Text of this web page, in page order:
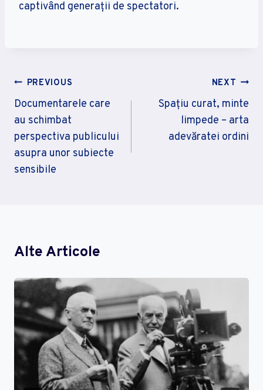
captivând generații de spectatori.
Navigare
În
Articole
PREVIOUS
Documentarele care
au schimbat
perspectiva publicului
asupra unor subiecte
sensibile
NEXT
Spațiu curat, minte
limpede – arta
adevăratei ordini
Alte Articole